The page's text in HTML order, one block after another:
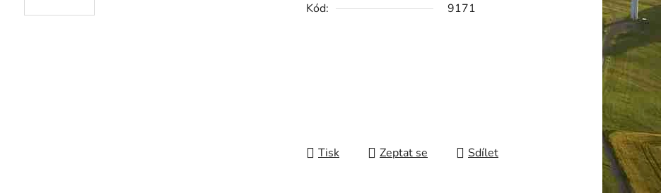
Kód:
9171
Tisk Zeptat se Sdílet